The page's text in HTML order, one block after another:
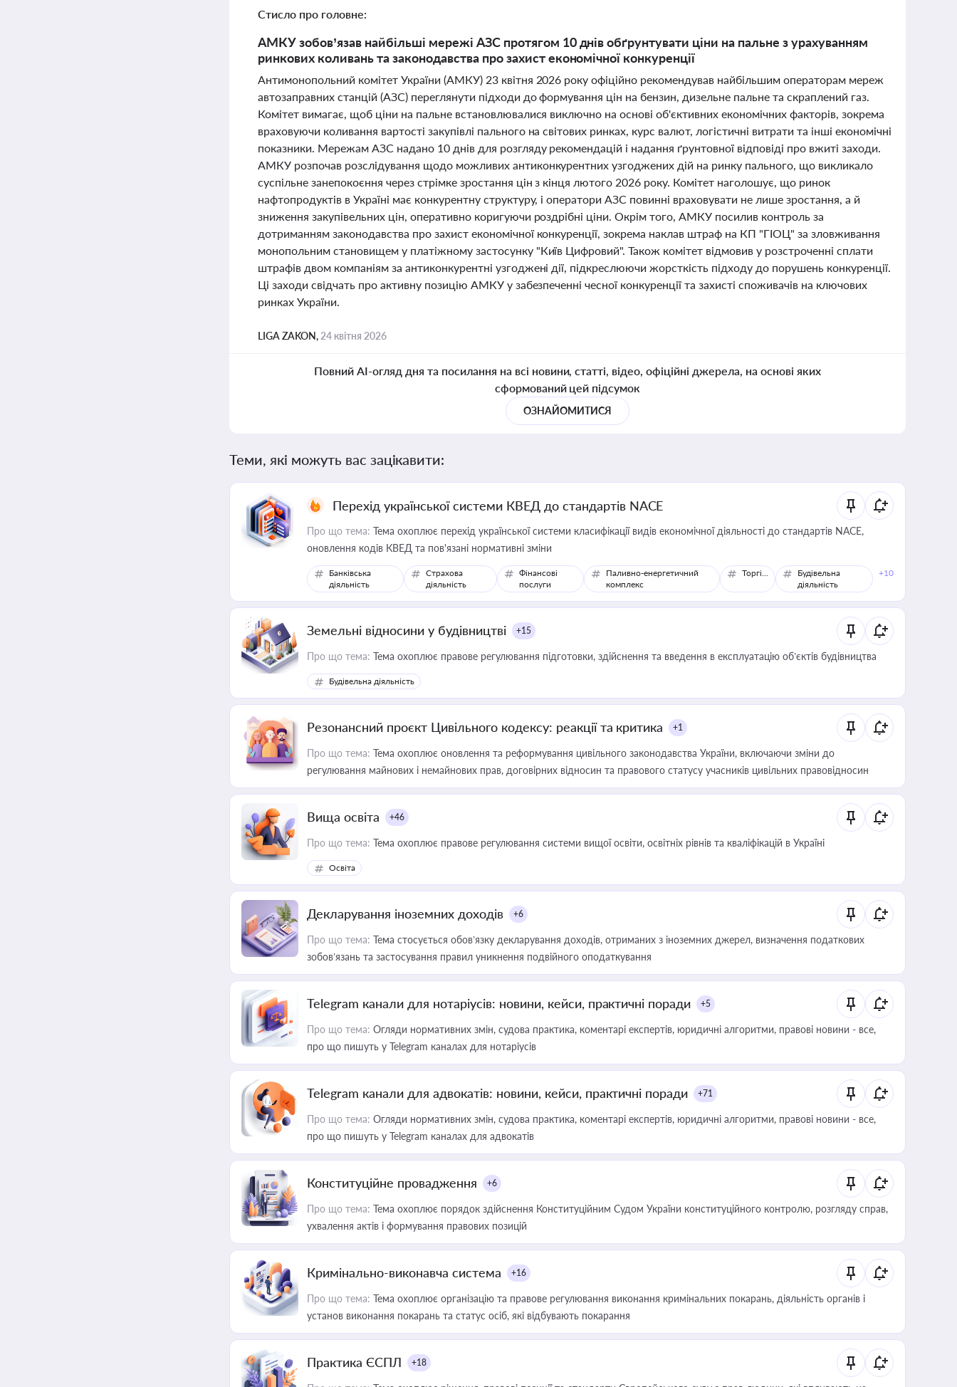
Стисло про головне:
АМКУ зобов’язав найбільші мережі АЗС протягом 10 днів обґрунтувати ціни на пальне з урахуванням
ринкових коливань та законодавства про захист економічної конкуренції
Антимонопольний комітет України (АМКУ) 23 квітня 2026 року офіційно рекомендував найбільшим операторам мереж
автозаправних станцій (АЗС) переглянути підходи до формування цін на бензин, дизельне пальне та скраплений газ.
Комітет вимагає, щоб ціни на пальне встановлювалися виключно на основі об'єктивних економічних факторів, зокрема
враховуючи коливання вартості закупівлі пального на світових ринках, курс валют, логістичні витрати та інші економічні
показники. Мережам АЗС надано 10 днів для розгляду рекомендацій і надання ґрунтовної відповіді про вжиті заходи.
АМКУ розпочав розслідування щодо можливих антиконкурентних узгоджених дій на ринку пального, що викликало
суспільне занепокоєння через стрімке зростання цін з кінця лютого 2026 року. Комітет наголошує, що ринок
нафтопродуктів в Україні має конкурентну структуру, і оператори АЗС повинні враховувати не лише зростання, а й
зниження закупівельних цін, оперативно коригуючи роздрібні ціни. Окрім того, АМКУ посилив контроль за
дотриманням законодавства про захист економічної конкуренції, зокрема наклав штраф на КП "ГІОЦ" за зловживання
монопольним становищем у платіжному застосунку "Київ Цифровий". Також комітет відмовив у розстроченні сплати
штрафів двом компаніям за антиконкурентні узгоджені дії, підкреслюючи жорсткість підходу до порушень конкуренції.
Ці заходи свідчать про активну позицію АМКУ у забезпеченні чесної конкуренції та захисті споживачів на ключових
ринках України.
LIGA ZAKON, 24 квітня 2026
Повний AI-огляд дня та посилання на всі новини, статті, відео, офіційні джерела, на основі яких
сформований цей підсумок
ОЗНАЙОМИТИСЯ
Теми, які можуть вас зацікавити:
Перехід української системи КВЕД до стандартів NACE
Про що тема: Тема охоплює перехід української системи класифікації видів економічної діяльності до стандартів NACE,
оновлення кодів КВЕД та пов'язані нормативні зміни
Банківська
діяльність
Страхова
діяльність
Фінансові
послуги
Паливно-енергетичний
комплекс
Торгівля
Будівельна
діяльність
+10
Земельні відносини у будівництві +15
Про що тема: Тема охоплює правове регулювання підготовки, здійснення та введення в експлуатацію об’єктів будівництва
Будівельна діяльність
Резонансний проєкт Цивільного кодексу: реакції та критика +1
Про що тема: Тема охоплює оновлення та реформування цивільного законодавства України, включаючи зміни до
регулювання майнових і немайнових прав, договірних відносин та правового статусу учасників цивільних правовідносин
Вища освіта +46
Про що тема: Тема охоплює правове регулювання системи вищої освіти, освітніх рівнів та кваліфікацій в Україні
Освіта
Декларування іноземних доходів +6
Про що тема: Тема стосується обов’язку декларування доходів, отриманих з іноземних джерел, визначення податкових
зобов’язань та застосування правил уникнення подвійного оподаткування
Telegram канали для нотаріусів: новини, кейси, практичні поради +5
Про що тема: Огляди нормативних змін, судова практика, коментарі експертів, юридичні алгоритми, правові новини - все,
про що пишуть у Telegram каналах для нотаріусів
Telegram канали для адвокатів: новини, кейси, практичні поради +71
Про що тема: Огляди нормативних змін, судова практика, коментарі експертів, юридичні алгоритми, правові новини - все,
про що пишуть у Telegram каналах для адвокатів
Конституційне провадження +6
Про що тема: Тема охоплює порядок здійснення Конституційним Судом України конституційного контролю, розгляду справ,
ухвалення актів і формування правових позицій
Кримінально-виконавча система +16
Про що тема: Тема охоплює організацію та правове регулювання виконання кримінальних покарань, діяльність органів і
установ виконання покарань та статус осіб, які відбувають покарання
Практика ЄСПЛ +18